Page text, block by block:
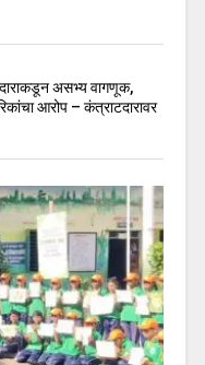
असभ्य वागणूक,
आरोप – कंत्राटदारावर